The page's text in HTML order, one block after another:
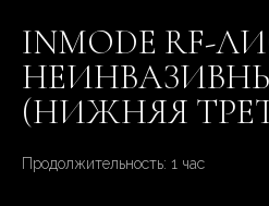
INMODE RF-
(НИЖНЯЯ
Продолжительность: 1 час